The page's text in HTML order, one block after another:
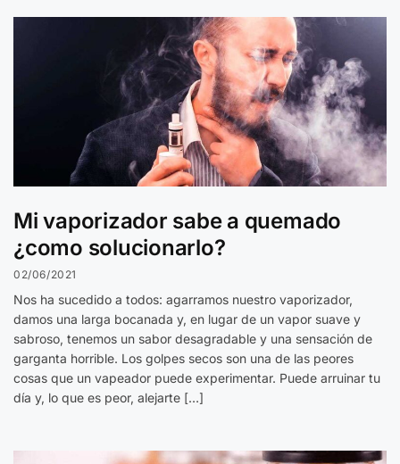
Mi vaporizador sabe a quemado
¿como solucionarlo?
02/06/2021
Nos ha sucedido a todos: agarramos nuestro vaporizador,
damos una larga bocanada y, en lugar de un vapor suave y
sabroso, tenemos un sabor desagradable y una sensación de
garganta horrible. Los golpes secos son una de las peores
cosas que un vapeador puede experimentar. Puede arruinar tu
día y, lo que es peor, alejarte […]